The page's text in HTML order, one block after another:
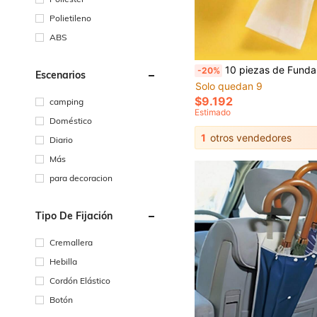
Polietileno
ABS
Escenarios
camping
Doméstico
Diario
Más
para decoracion
Tipo De Fijación
Cremallera
Hebilla
Cordón Elástico
Botón
-20% 10 piezas de Funda plegable para paraguas, Bolsa de transporte para
#6 Más vendidos
Solo quedan 9
#6 Más vendidos
Solo quedan 9
#6 Más vendidos
Solo quedan 9
#6 Más vendidos
$9.192
Estimado
1 otros vendedores